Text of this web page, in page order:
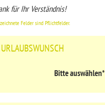
für Ihr Verständnis!
Felder sind Pflichtfelder.
Bitte auswählen*